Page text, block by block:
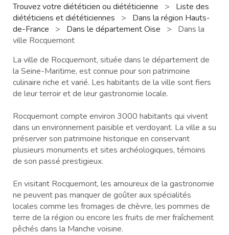
Trouvez votre diététicien ou diététicienne >
Liste des
diététiciens et diététiciennes
>
Dans la région Hauts-
de-France
> Dans le département Oise >
Dans la
ville Rocquemont
La ville de Rocquemont, située dans le département de
la Seine-Maritime, est connue pour son patrimoine
culinaire riche et varié. Les habitants de la ville sont fiers
de leur terroir et de leur gastronomie locale.
Rocquemont compte environ 3000 habitants qui vivent
dans un environnement paisible et verdoyant. La ville a su
préserver son patrimoine historique en conservant
plusieurs monuments et sites archéologiques, témoins
de son passé prestigieux.
En visitant Rocquemont, les amoureux de la gastronomie
ne peuvent pas manquer de goûter aux spécialités
locales comme les fromages de chèvre, les pommes de
terre de la région ou encore les fruits de mer fraîchement
pêchés dans la Manche voisine.